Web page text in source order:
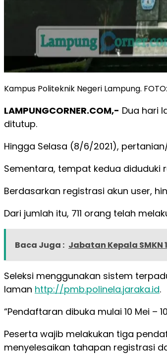
Kampus Politeknik Negeri Lampung.
LAMPUNGCORNER.COM,- Dua hari
ditutup.
Hingga Selasa (8/6/2021),
Sementara, tempat kedua diduduki
Berdasarkan registrasi akun user,
Dari jumlah itu, 711 orang telah
Baca Juga : Jabatan Kepala
Seleksi menggunakan sistem
laman http://pmb.polinela.jaraka.id.
“Pendaftaran dibuka mulai 10 Mei –
Peserta wajib melakukan tiga
menyelesaikan tahapan registrasi